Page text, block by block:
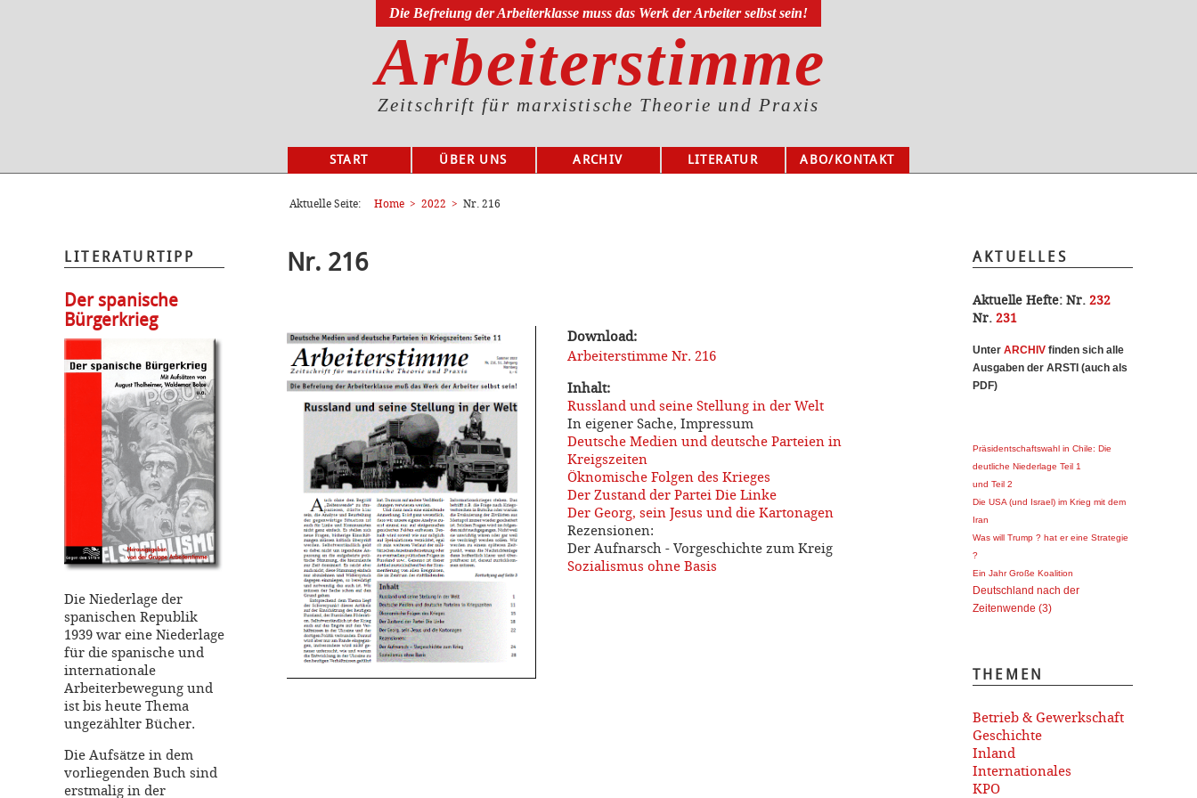
Die Befreiung der Arbeiterklasse muss das Werk der Arbeiter selbst sein!
Arbeiterstimme
Zeitschrift für marxistische Theorie und Praxis
START ÜBER UNS ARCHIV LITERATUR
ABO/KONTAKT
Aktuelle Seite:
Home 2022 Nr. 216
LITERATURTIPP
Der spanische
Bürgerkrieg
Die Niederlage der
spanischen Republik
1939 war eine Niederlage
für die spanische und
internationale
Arbeiterbewegung und
ist bis heute Thema
ungezählter Bücher.
Die Aufsätze in dem
vorliegenden Buch sind
erstmalig in der
Nr. 216
Download:
Arbeiterstimme Nr. 216
Inhalt:
Russland und seine Stellung in der Welt
In eigener Sache, Impressum
Deutsche Medien und deutsche Parteien in
Kreigszeiten
Öknomische Folgen des Krieges
Der Zustand der Partei Die Linke
Der Georg, sein Jesus und die Kartonagen
Rezensionen:
Der Aufnarsch - Vorgeschichte zum Kreig
Sozialismus ohne Basis
AKTUELLES
Aktuelle Hefte: Nr. 232
Nr. 231
Unter ARCHI V finden sich alle
Ausgaben der ARSTI (auch als
PDF)
Präsidentschaftswahl in Chile: Die
deutliche Niederlage Teil 1
und Teil 2
Die USA (und Israel) im Krieg mit dem
Iran
Was will Trump ? hat er eine Strategie
?
Ein Jahr Große Koalition
Deutschland nach der
Zeitenwende (3)
THEMEN
Betrieb & Gewerkschaft
Geschichte
Inland
Internationales
KPO